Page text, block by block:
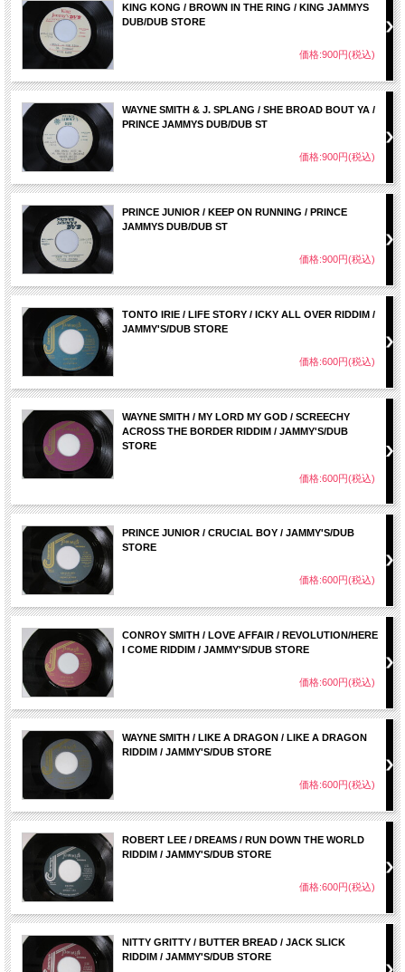
KING KONG / BROWN IN THE RING / KING JAMMYS
DUB/DUB STORE
価格:900円(税込)
WAYNE SMITH & J. SPLANG / SHE BROAD BOUT YA /
PRINCE JAMMYS DUB/DUB ST
価格:900円(税込)
PRINCE JUNIOR / KEEP ON RUNNING / PRINCE
JAMMYS DUB/DUB ST
価格:900円(税込)
TONTO IRIE / LIFE STORY / ICKY ALL OVER RIDDIM /
JAMMY'S/DUB STORE
価格:600円(税込)
WAYNE SMITH / MY LORD MY GOD / SCREECHY
ACROSS THE BORDER RIDDIM / JAMMY'S/DUB
STORE
価格:600円(税込)
PRINCE JUNIOR / CRUCIAL BOY / JAMMY'S/DUB
STORE
価格:600円(税込)
CONROY SMITH / LOVE AFFAIR / REVOLUTION/HERE
I COME RIDDIM / JAMMY'S/DUB STORE
価格:600円(税込)
WAYNE SMITH / LIKE A DRAGON / LIKE A DRAGON
RIDDIM / JAMMY'S/DUB STORE
価格:600円(税込)
ROBERT LEE / DREAMS / RUN DOWN THE WORLD
RIDDIM / JAMMY'S/DUB STORE
価格:600円(税込)
NITTY GRITTY / BUTTER BREAD / JACK SLICK
RIDDIM / JAMMY'S/DUB STORE